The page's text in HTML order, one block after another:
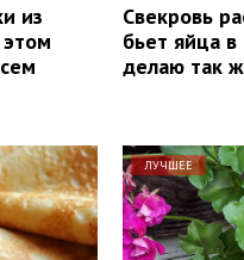
из
Свекровь
бьет яйца в
делаю так
ЛУЧШЕЕ